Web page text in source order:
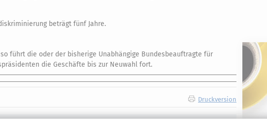
beträgt fünf Jahre.
führt die oder der bisherige Unabhängige Bundesbeauftragte für
die Geschäfte bis zur Neuwahl fort.
Druckversion